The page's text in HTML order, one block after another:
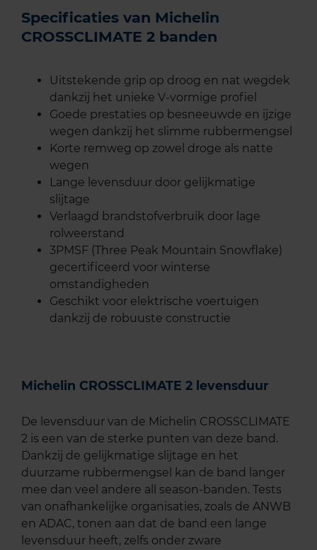
Specificaties van Michelin
CROSSCLIMATE 2 banden
Uitstekende grip op droog en nat wegdek
dankzij het unieke V-vormige profiel
Goede prestaties op besneeuwde en ijzige
wegen dankzij het slimme rubbermengsel
Korte remweg op zowel droge als natte
wegen
Lange levensduur door gelijkmatige
slijtage
Verlaagd brandstofverbruik door lage
rolweerstand
3PMSF (Three Peak Mountain Snowflake)
gecertificeerd voor winterse
omstandigheden
Geschikt voor elektrische voertuigen
dankzij de robuuste constructie
Michelin CROSSCLIMATE 2 levensduur
De levensduur van de Michelin CROSSCLIMATE
2 is een van de sterke punten van deze band.
Dankzij de gelijkmatige slijtage en het
duurzame rubbermengsel kan de band langer
mee dan veel andere all season-banden. Tests
van onafhankelijke organisaties, zoals de ANWB
en ADAC, tonen aan dat de band een lange
levensduur heeft, zelfs onder zware